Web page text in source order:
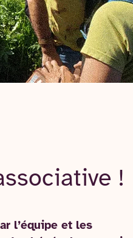
!
l’équipe et les